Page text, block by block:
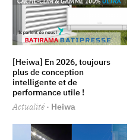
[Heiwa] En 2026, toujours
plus de conception
intelligente et de
performance utile !
Actualité · Heiwa